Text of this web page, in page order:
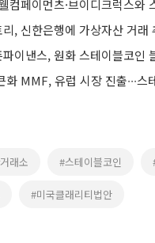
, 신한은행에 가상자산 거래
화 MMF, 유럽 시장 진출∙∙∙스
래소 #스테이블코인
#미국클래리티법안